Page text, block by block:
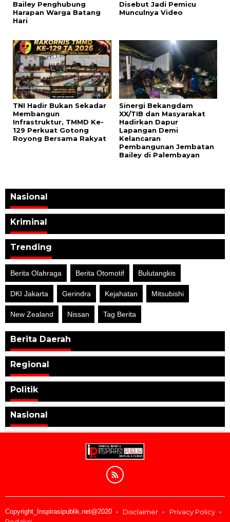
Bailey Penghubung
Harapan Warga Batang
Hari
Disebut Jadi Pemicu
Munculnya Video
TNI Hadir Bukan Sekadar
Membangun
Infrastruktur, TMMD Ke-
129 Perkuat Gotong
Royong Bersama Rakyat
Sinergi Bekangdam
XX/TIB dan Masyarakat
Hadirkan Dapur
Lapangan Demi
Kelancaran
Pembangunan Jembatan
Bailey di Palembayan
Nasional
Kriminal
Trending
Berita Olahraga Berita Otomotif Bulutangkis
DKI Jakarta Gerindra Kejahatan Mitsubishi
New Zealand Nissan Tag Berita
Berita Daerah
Regional
Politik
Nasional
Copyright_Inspirasipublik.net@2020 Disclaimer
Privacy Policy